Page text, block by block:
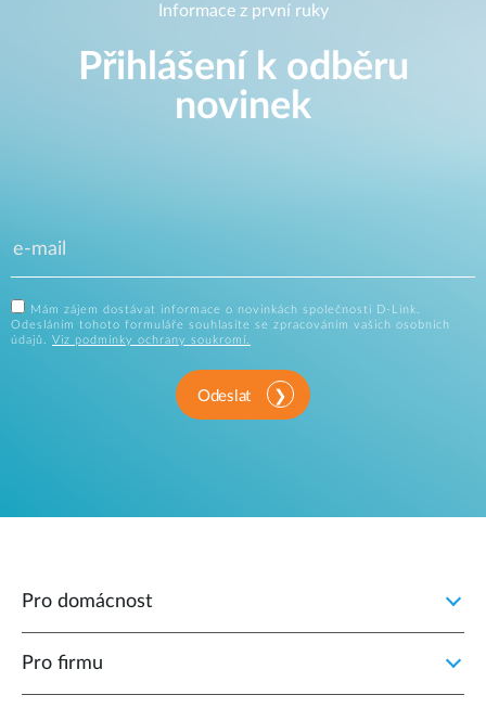
Informace z první ruky
Přihlášení k odběru
novinek
Mám zájem dostávat informace o novinkách společnosti D-Link.
Odesláním tohoto formuláře souhlasíte se zpracováním vašich osobních
údajů. Viz podmínky ochrany soukromí.
Odeslat
Pro domácnost
Pro firmu